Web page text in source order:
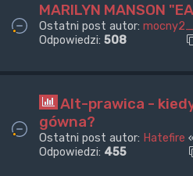
MARILYN MANSON
Ostatni post autor:
Odpowiedzi: 508
Alt-prawica -
gówna?
Ostatni post autor: Hatefire
Odpowiedzi: 455